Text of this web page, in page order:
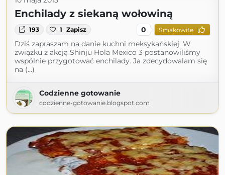
Enchilady z siekaną wołowiną
193 1 Zapisz 0 Smakowite
Dziś zapraszam na danie kuchni meksykańskiej. W
związku z akcją Shinju Hola Mexico 3 postanowiliśmy
wspólnie przygotować enchilady. Ja zdecydowalam się
na (...)
Codzienne gotowanie
codzienne-gotowanie.blogspot.com